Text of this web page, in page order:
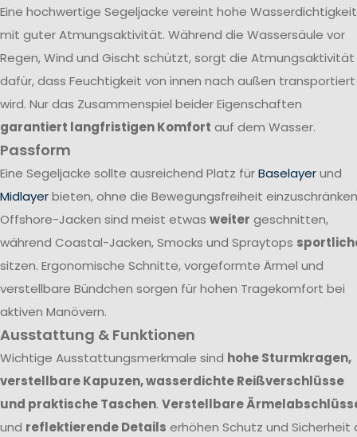
Eine hochwertige Segeljacke vereint hohe Wasserdichtigkeit
mit guter Atmungsaktivität. Während die Wassersäule vor
Regen, Wind und Gischt schützt, sorgt die Atmungsaktivität
dafür, dass Feuchtigkeit von innen nach außen transportiert
wird. Nur das Zusammenspiel beider Eigenschaften
garantiert langfristigen Komfort auf dem Wasser.
Passform
Eine Segeljacke sollte ausreichend Platz fürBaselayerund
Midlayerbieten, ohne die Bewegungsfreiheit
Offshore-Jacken sind meist etwas weiter geschnitten,
während Coastal-Jacken, Smocks und Spraytops
sitzen. Ergonomische Schnitte, vorgeformte Ärmel und
verstellbare Bündchen sorgen für hohen Tragekomfort bei
aktiven Manövern.
Ausstattung & Funktionen
Wichtige Ausstattungsmerkmale sind hohe Sturmkragen,
verstellbare Kapuzen, wasserdichte Reißverschlüsse
und praktische Taschen. Verstellbare
und reflektierende Details erhöhen Schutz und Sicherheit